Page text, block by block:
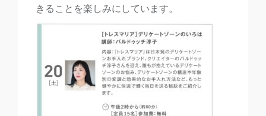
きることを楽しみにしています。